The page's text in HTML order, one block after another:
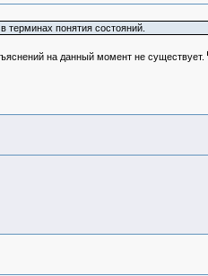
терминах понятия состояний.
на данный момент не существует.